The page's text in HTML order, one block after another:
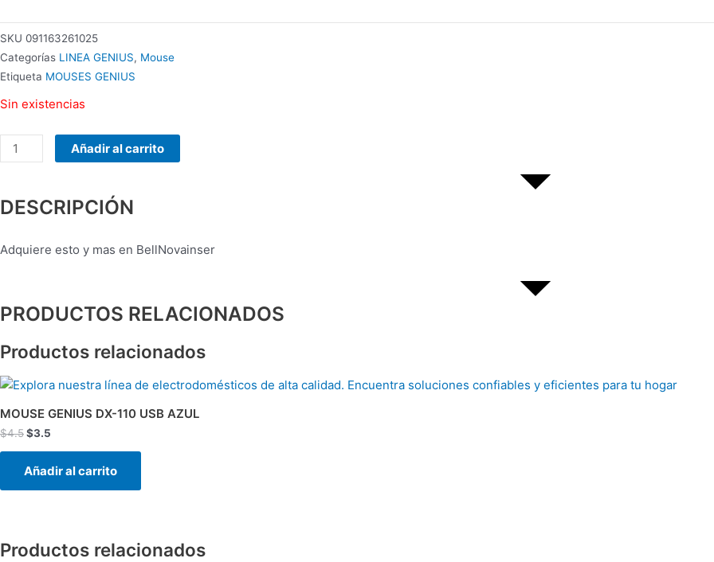
SKU 091163261025
Categorías LINEA GENIUS, Mouse
Etiqueta MOUSES GENIUS
Sin existencias
Añadir al carrito
DESCRIPCIÓN
Adquiere esto y mas en BellNovainser
PRODUCTOS RELACIONADOS
Productos relacionados
MOUSE GENIUS DX-110 USB AZUL
$4.5
El
precio
original
era:
$4.5.
$3.5
El
actual
es:
Añadir al carrito
Productos relacionados